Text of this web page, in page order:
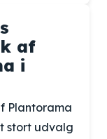
af
i
Plantorama
stort udvalg